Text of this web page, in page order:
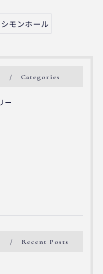
モンホール
Categories
ー
Recent Posts